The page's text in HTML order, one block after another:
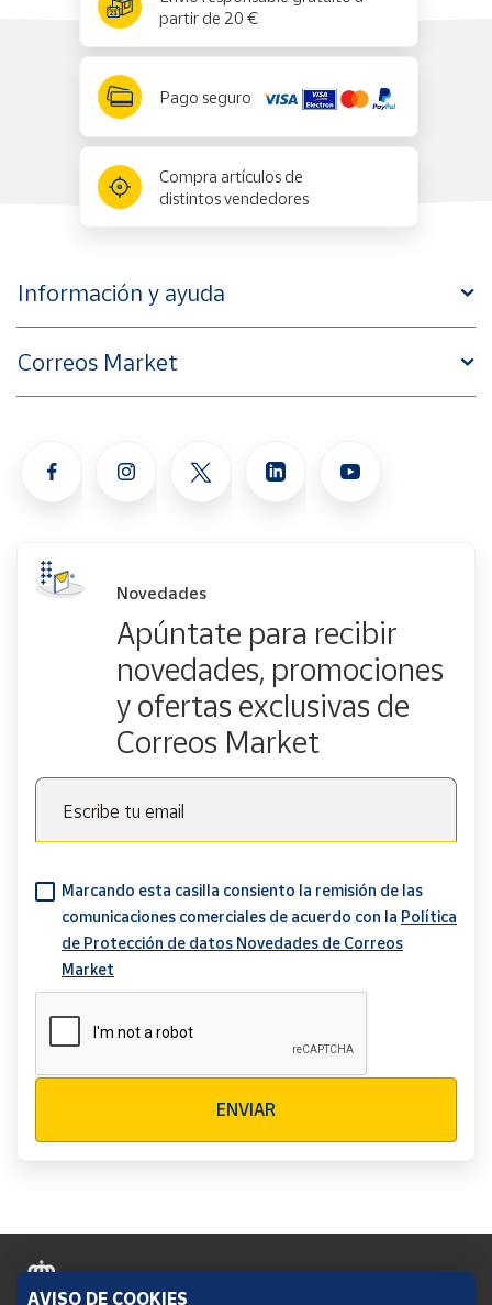
partir de 20 €
Pago seguro
Compra artículos de
distintos vendedores
Información y ayuda
Correos Market
Novedades
Apúntate para recibir
novedades, promociones
y ofertas exclusivas de
Correos Market
Escribe tu email
Marcando esta casilla consiento la remisión de las
comunicaciones comerciales de acuerdo con la Política
de Protección de datos Novedades de Correos
Market
ENVIAR
AVISO DE COOKIES